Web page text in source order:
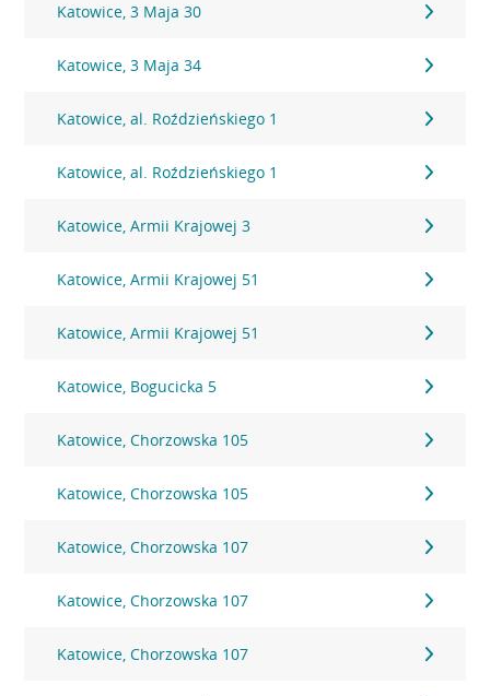
Katowice, 3 Maja 30
Katowice, 3 Maja 34
Katowice, al. Roździeńskiego 1
Katowice, al. Roździeńskiego 1
Katowice, Armii Krajowej 3
Katowice, Armii Krajowej 51
Katowice, Armii Krajowej 51
Katowice, Bogucicka 5
Katowice, Chorzowska 105
Katowice, Chorzowska 105
Katowice, Chorzowska 107
Katowice, Chorzowska 107
Katowice, Chorzowska 107